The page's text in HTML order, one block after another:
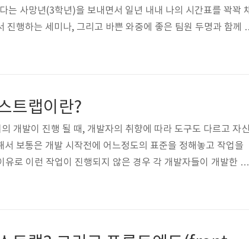
는 사망년(3학년)을 보내면서 일년 내내 나의 시간표를 꽉꽉
진행하는 세미나, 그리고 바쁜 와중에 좋은 팀원 두명과 함께
공모전과 기술경진대회에 참여해 좋은 성과를 얻었던 해상 안
트랩이란?
개발이 진행 될 때, 개발자의 취향에 따라 도구도 다르고 자신
서 보통은 개발 시작전에 어느정도의 표준을 정해놓고 작업을
유로 이런 작업이 진행되지 않은 경우 각 개발자들이 개발한 결
의 각 부분 또는 기능별로 부분적인 작업을 진행한 후 병합 하는